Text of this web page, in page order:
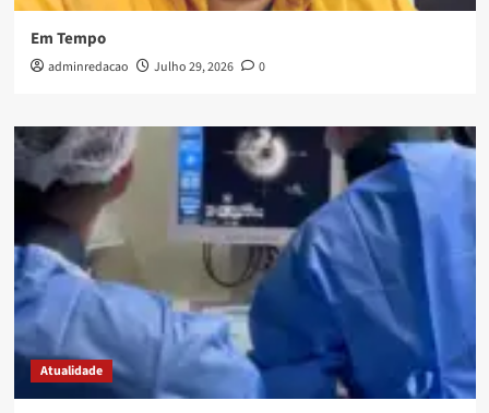
Em Tempo
adminredacao Julho 29, 2026 0
Atualidade